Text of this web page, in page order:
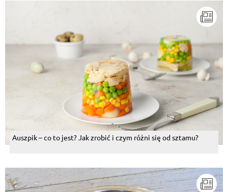
Auszpik – co to jest? Jak zrobić i czym różni się od sztamu?